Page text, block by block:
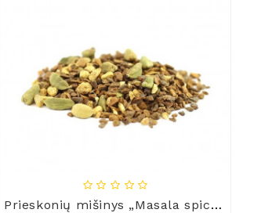
Prieskonių mišinys „Masala spice blend“